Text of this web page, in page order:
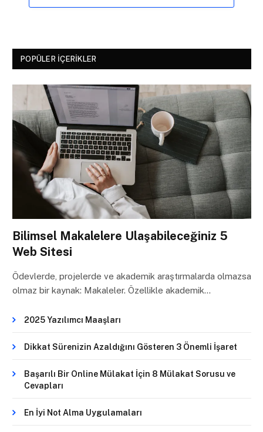
POPÜLER İÇERIKLER
Bilimsel Makalelere Ulaşabileceğiniz 5
Web Sitesi
Ödevlerde, projelerde ve akademik araştırmalarda olmazsa
olmaz bir kaynak: Makaleler. Özellikle akademik…
2025 Yazılımcı Maaşları
Dikkat Sürenizin Azaldığını Gösteren 3 Önemli İşaret
Başarılı Bir Online Mülakat İçin 8 Mülakat Sorusu ve
Cevapları
En İyi Not Alma Uygulamaları